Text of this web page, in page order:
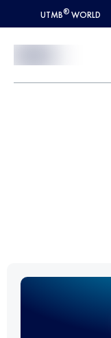
UTMB® WORLD